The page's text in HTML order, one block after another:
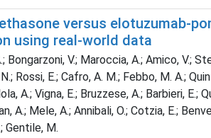
versus elotuzumab-
using real-world data
V.; Maroccia, A.; Amico, V.;
Rossi, E.; Cafro, A. M.; Febbo, M. A.;
A.; Vigna, E.; Bruzzese, A.; Barbieri, E.;
A.; Mele, A.; Annibali, O.; Cotzia, E.;
Gentile, M.